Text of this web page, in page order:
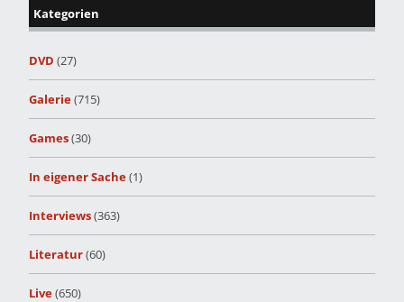
Kategorien
DVD (27)
Galerie(715)
Games(30)
In eigener Sache(1)
Interviews(363)
Literatur(60)
Live(650)